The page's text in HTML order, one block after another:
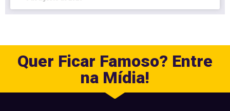
Quer Ficar Famoso? Entre
na Mídia!